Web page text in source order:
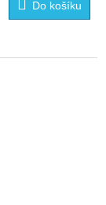
Do košíku